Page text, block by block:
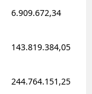
6.909.672,34
143.819.384,05
244.764.151,25